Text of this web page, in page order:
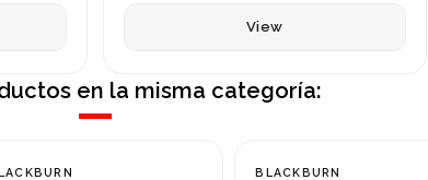
View
en la misma categoría:
BLACKBURN